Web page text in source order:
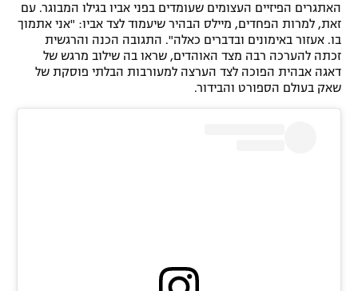
לוח דרושים – ג'ובנט
תגיות
המגזין
האתגרים הפיזיים העצומים שעומדים בפני אביו בגילו המבוגר. עם
זאת, למרות הפחדים, מיילס הבהיר שיעמוד לצד אביו: "אני אתמוך
בו. אעזור באימונים ובדברים כאלה". התגובה הכנה והרגשית
זכתה להערכה רבה מצד האוהדים, שראו בה שילוב מרגש של
דאגה אבהית הפוכה לצד הערצה למעורבות הבלתי פוסקת של
שאק בעולם הספורט והבידור.